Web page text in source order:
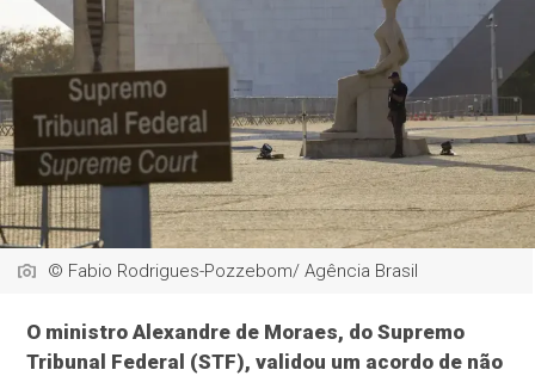
© Fabio Rodrigues-Pozzebom/ Agência Brasil
O ministro Alexandre de Moraes, do Supremo
Tribunal Federal (STF), validou um acordo de não